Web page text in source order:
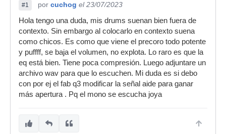
#1 por cuchog el 23/07/2023
Hola tengo una duda, mis drums suenan bien fuera de
contexto. Sin embargo al colocarlo en contexto suena
como chicos. Es como que viene el precoro todo potente
y puffff, se baja el volumen, no explota. Lo raro es que la
eq está bien. Tiene poca compresión. Luego adjuntare un
archivo wav para que lo escuchen. Mi duda es si debo
con por ej el fab q3 modificar la señal aide para ganar
más apertura . Pq el mono se escucha joya